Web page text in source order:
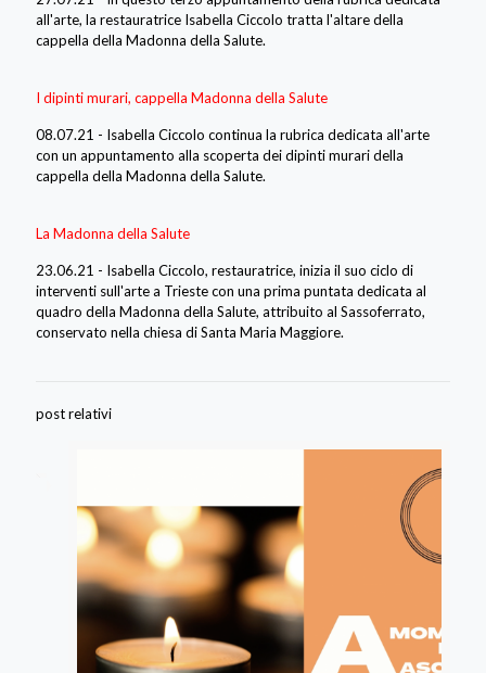
all'arte, la restauratrice Isabella Ciccolo tratta l'altare della
cappella della Madonna della Salute.
I dipinti murari, cappella Madonna della Salute
08.07.21 - Isabella Ciccolo continua la rubrica dedicata all'arte
con un appuntamento alla scoperta dei dipinti murari della
cappella della Madonna della Salute.
La Madonna della Salute
23.06.21 - Isabella Ciccolo, restauratrice, inizia il suo ciclo di
interventi sull'arte a Trieste con una prima puntata dedicata al
quadro della Madonna della Salute, attribuito al Sassoferrato,
conservato nella chiesa di Santa Maria Maggiore.
post relativi